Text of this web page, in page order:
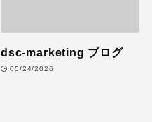
dsc-marketing ブログ
05/24/2026